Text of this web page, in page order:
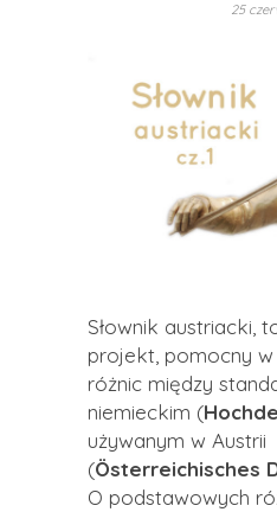
25
Słownik austriacki,
projekt, pomocny
różnic między
niemieckim (
używanym w Austrii
(Österreichisches
O podstawowych